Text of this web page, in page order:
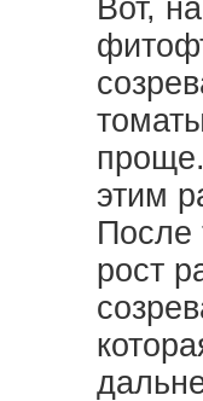
Вот,
этим
После
рост